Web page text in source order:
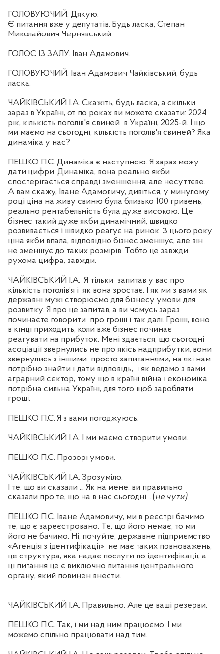
ГОЛОВУЮЧИЙ. Дякую.
Є питання вже у депутатів. Будь ласка, Степан
Миколайович Чернявський.
ГОЛОС ІЗ ЗАЛУ. Іван Адамович.
ГОЛОВУЮЧИЙ. Іван Адамович Чайківський, будь
ласка.
ЧАЙКІВСЬКИЙ І.А. Скажіть, будь ласка, а скільки
зараз в Україні, от по роках ви можете сказати: 2024
рік, кількість поголів'я свиней в Україні, 2025-й. І що
ми маємо на сьогодні, кількість поголів'я свиней? Яка
динаміка у нас?
ПЕШКО П.С. Динаміка є наступною. Я зараз можу
дати цифри. Динаміка, вона реально якби
спостерігається справді зменшення, але несуттєве.
А вам скажу, Іване Адамовичу, дивіться, у минулому
році ціна на живу свиню була близько 100 гривень,
реально рентабельність була дуже високою. Це
бізнес такий дуже якби динамічний, швидко
розвивається і швидко реагує на ринок. З цього року
ціна якби впала, відповідно бізнес зменшує, але він
не зменшує до таких розмірів. Тобто це завжди
рухома цифра, завжди.
ЧАЙКІВСЬКИЙ І.А. Я тільки запитав у вас про
кількість поголів’я і як вона зростає. І як ми з вами як
державні мужі створюємо для бізнесу умови для
розвитку. Я про це запитав, а ви чомусь зараз
починаєте говорити про гроші і так далі. Гроші, воно
в кінці приходить, коли вже бізнес починає
реагувати на прибуток. Мені здається, що сьогодні
асоціації звернулись не про якісь надприбутки, вони
звернулись з іншими просто запитаннями, на які нам
потрібно знайти і дати відповідь, і як ведемо з вами
аграрний сектор, тому що в країні війна і економіка
потрібна сильна Україні, для того щоб заробляти
гроші.
ПЕШКО П.С. Я з вами погоджуюсь.
ЧАЙКІВСЬКИЙ І.А. І ми маємо створити умови.
ПЕШКО П.С. Прозорі умови.
ЧАЙКІВСЬКИЙ І.А. Зрозуміло.
І те, що ви сказали ... Як на мене, ви правильно
сказали про те, що на в нас сьогодні ...(не чути)
ПЕШКО П.С. Іване Адамовичу, ми в реєстрі бачимо
те, що є зареєстровано. Те, що його немає, то ми
його не бачимо. Ні, почуйте, державне підприємство
«Агенція з ідентифікації» не має таких повноважень,
це структура, яка надає послуги по ідентифікації, а
ці питання це є виключно питання центрального
органу, який повинен внести.
ЧАЙКІВСЬКИЙ І.А. Правильно. Але це ваші резерви.
ПЕШКО П.С. Так, і ми над ним працюємо. І ми
можемо спільно працювати над тим.